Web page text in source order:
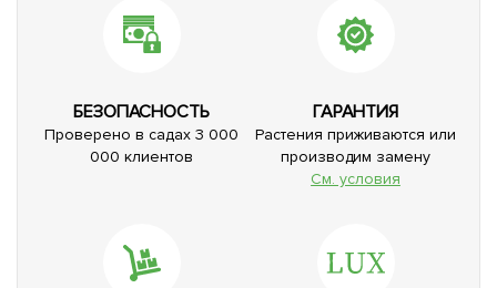
БЕЗОПАСНОСТЬ
Проверено в садах 3 000
000 клиентов
ГАРАНТИЯ
Растения приживаются или
производим замену
См. условия